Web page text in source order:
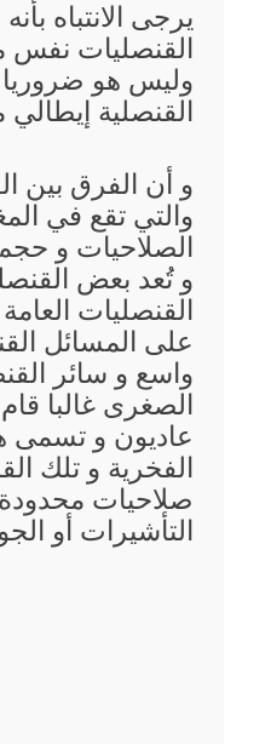
يرجى الانتباه
القنصليات نفس
وليس هو
القنصلية إيطالي
و أن الفرق بين
والتي تقع في
الصلاحيات و
و تُعد بعض
القنصليات
على المسائل
واسع و سائر
الصغرى غالبا
عاديون و تسمى
الفخرية و تلك
صلاحيات
التأشيرات أو